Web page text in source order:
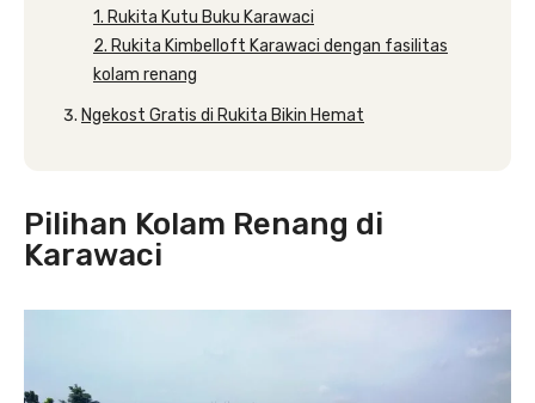
1. Rukita Kutu Buku Karawaci
2. Rukita Kimbelloft Karawaci dengan fasilitas
kolam renang
Ngekost Gratis di Rukita Bikin Hemat
Pilihan Kolam Renang di
Karawaci